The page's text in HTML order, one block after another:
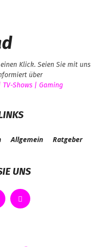
Klick. Seien Sie mit uns
über
Shows | Gaming
Allgemein Ratgeber
UNS